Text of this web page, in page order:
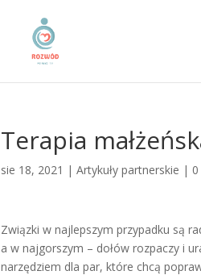
Terapia
sie 18, 2021 |Artykuły partnerskie |
Związki w najlepszym przypadku są
a w najgorszym – dołów rozpaczy i
narzędziem dla par, które chcą